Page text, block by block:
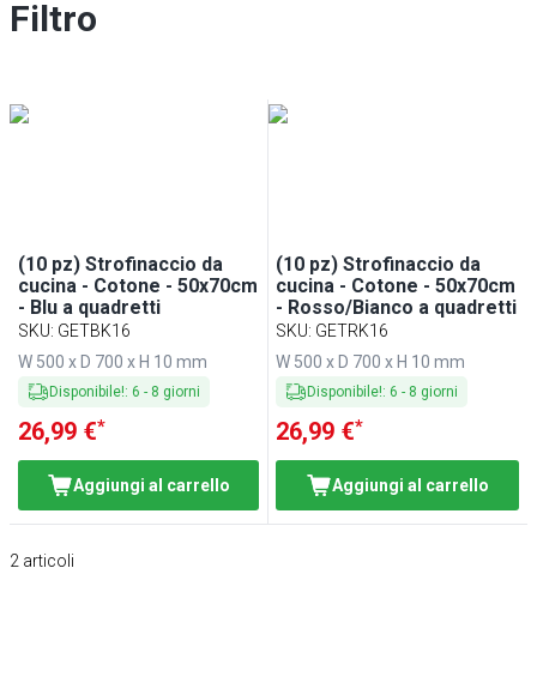
Filtro
(10 pz) Strofinaccio da
cucina - Cotone - 50x70cm
- Blu a quadretti
SKU: GETBK16
W 500 x D 700 x H 10 mm
Disponibile!: 6 - 8 giorni
26,99 €*
Aggiungi al carrello
(10 pz) Strofinaccio da
cucina - Cotone - 50x70cm
- Rosso/Bianco a quadretti
SKU: GETRK16
W 500 x D 700 x H 10 mm
Disponibile!: 6 - 8 giorni
26,99 €*
Aggiungi al carrello
2 articoli